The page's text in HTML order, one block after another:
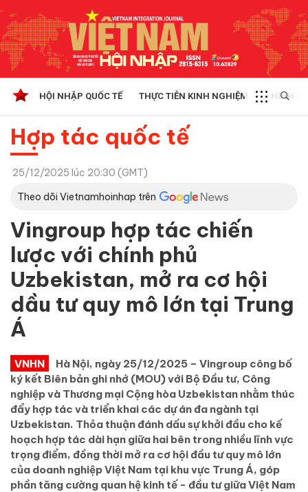
HỘI NHẬP QUỐC TẾ THỰC TIỄN KINH NGHIỆM CHÍNH
Hợp tác quốc tế
25/12/2025 lúc 20:30 (GMT)
Theo dõi Vietnamhoinhap trên
Vingroup hợp tác chiến
lược với chính phủ
Uzbekistan, mở ra cơ hội
dầu tư quy mô lớn tại Trung
Á
VNHN
Hà Nội, ngày 25/12/2025 – Vingroup công bố
ký kết Biên bản ghi nhớ (MOU) với Bộ Đầu tư, Công
nghiệp và Thương mại Cộng hòa Uzbekistan nhằm thúc
đẩy hợp tác và triển khai các dự án đa ngành tại
Uzbekistan. Thỏa thuận đánh dấu sự khởi đầu cho kế
hoạch hợp tác dài hạn giữa hai bên trong nhiều lĩnh vực
trọng điểm, đồng thời mở ra cơ hội đầu tư quy mô lớn
của doanh nghiệp Việt Nam tại khu vực Trung Á, góp
phần tăng cường quan hệ kinh tế - đầu tư giữa Việt Nam